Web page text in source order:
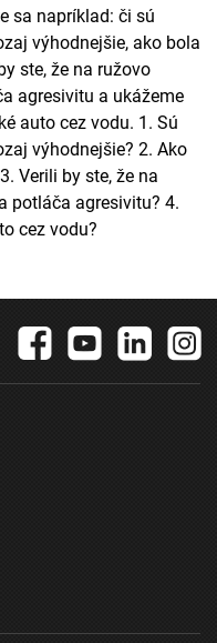
sa napríklad: či sú
výhodnejšie, ako bola
ste, že na ružovo
agresivitu a ukážeme
auto cez vodu. 1. Sú
výhodnejšie? 2. Ako
Verili by ste, že na
potláča agresivitu? 4.
cez vodu?